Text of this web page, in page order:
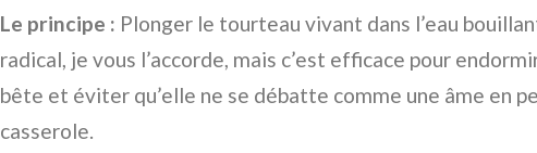
Le principe : Plonger le tourteau vivant dans l’eau
radical, je vous l’accorde, mais c’est efficace pour
bête et éviter qu’elle ne se débatte comme une âme en
casserole.